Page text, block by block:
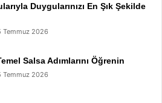
Duygularınızı En Şık Şekilde
Temmuz 2026
Salsa Adımlarını Öğrenin
Temmuz 2026